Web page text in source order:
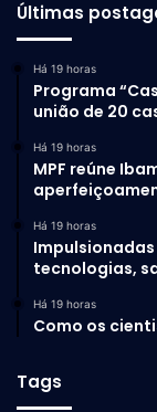
Últimas
Há 19 horas
Programa
união de 20
Há 19 horas
MPF reúne
Há 19 horas
tecnologias,
Há 19 horas
Como os
Tags